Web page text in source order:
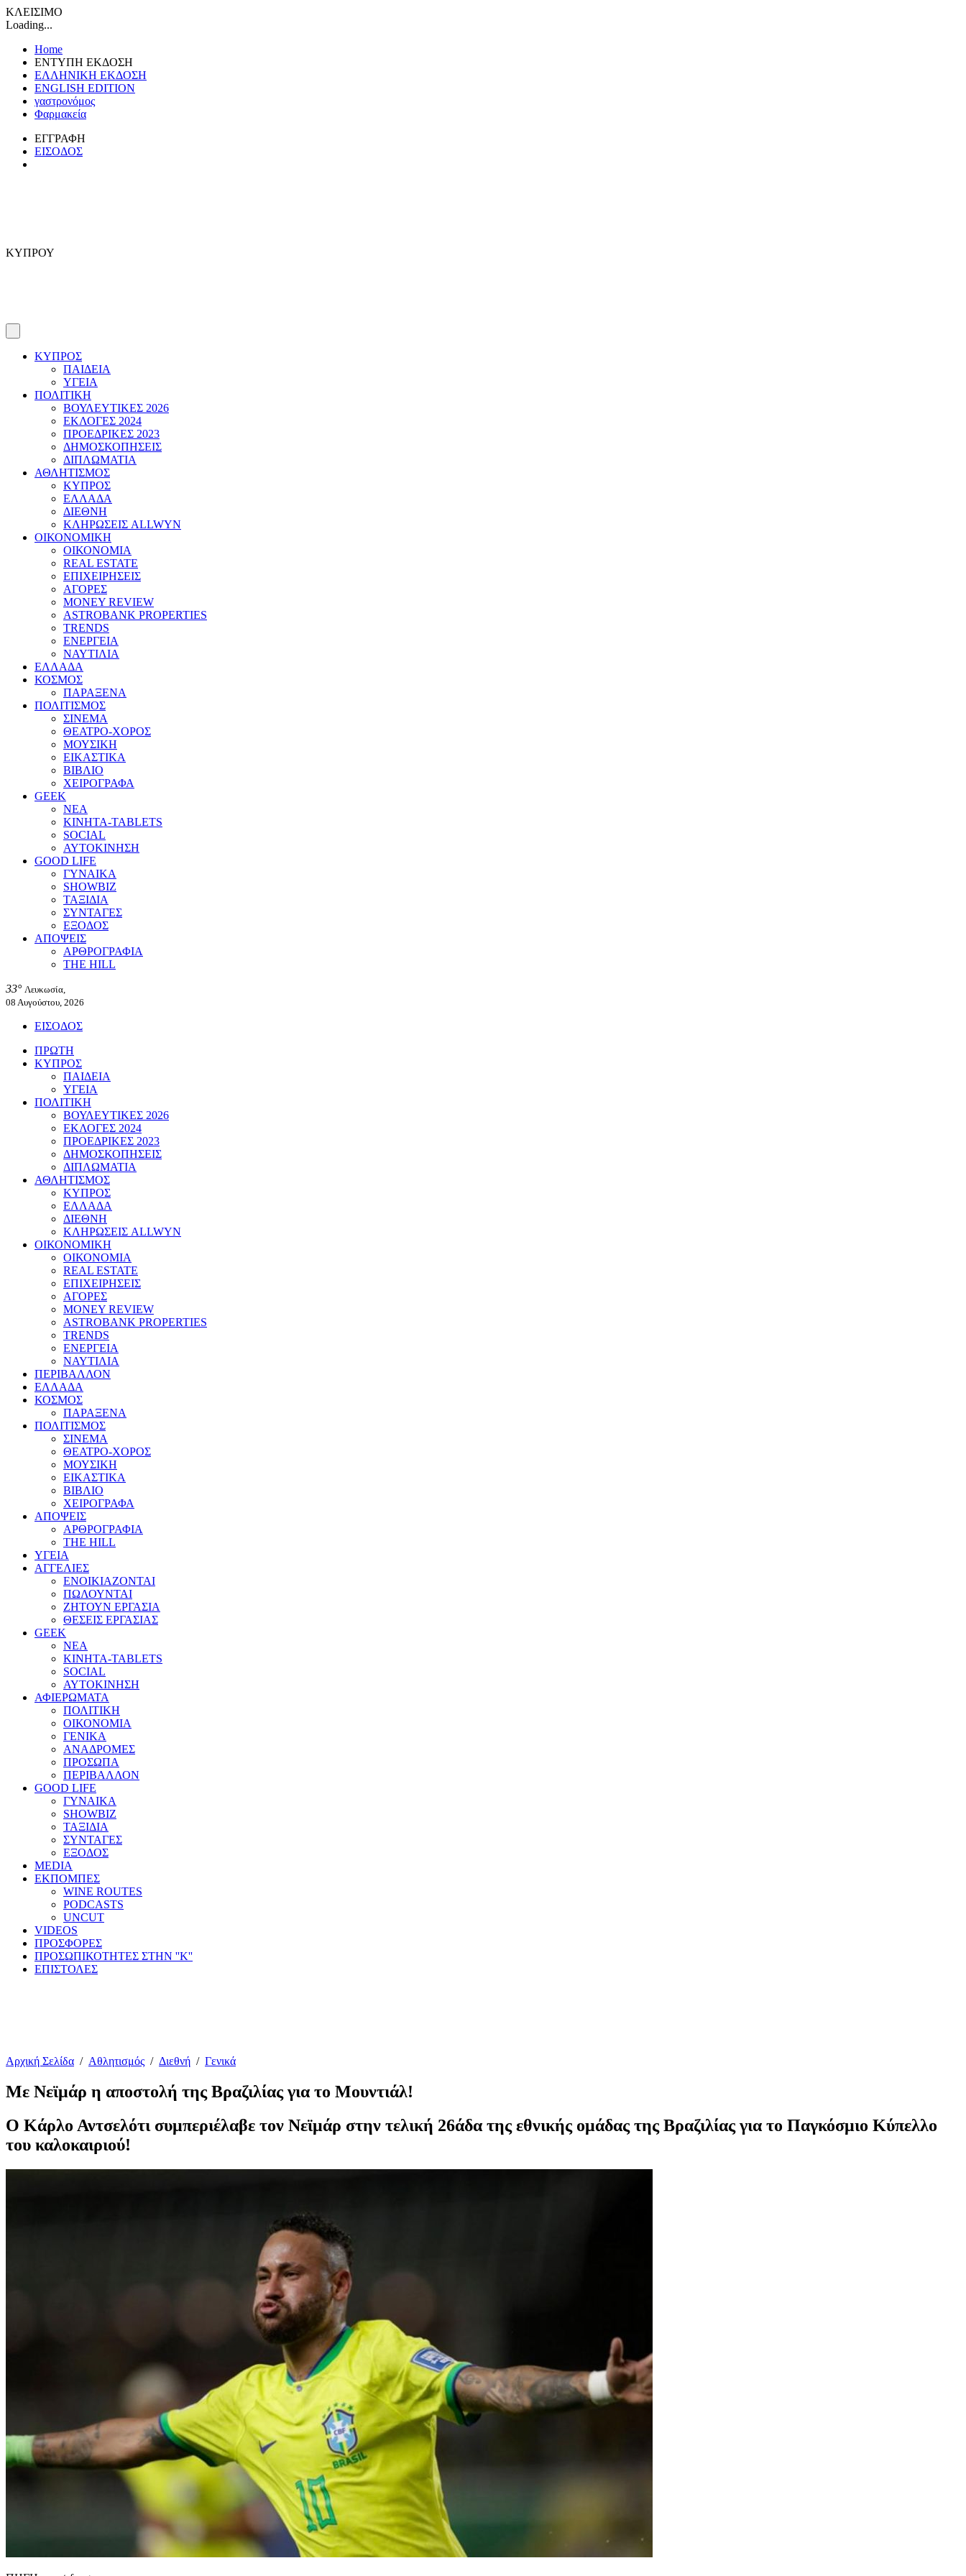
ΚΛΕΙΣΙΜΟ
Loading...
Home
ΕΝΤΥΠΗ ΕΚΔΟΣΗ
ΕΛΛΗΝΙΚΗ ΕΚΔΟΣΗ
ENGLISH EDITION
γαστρονόμος
Φαρμακεία
ΕΓΓΡΑΦΗ
ΕΙΣΟΔΟΣ
ΚΥΠΡΟΥ
ΚΥΠΡΟΣ
ΠΑΙΔΕΙΑ
ΥΓΕΙΑ
ΠΟΛΙΤΙΚΗ
ΒΟΥΛΕΥΤΙΚΕΣ 2026
ΕΚΛΟΓΕΣ 2024
ΠΡΟΕΔΡΙΚΕΣ 2023
ΔΗΜΟΣΚΟΠΗΣΕΙΣ
ΔΙΠΛΩΜΑΤΙΑ
ΑΘΛΗΤΙΣΜΟΣ
ΚΥΠΡΟΣ
ΕΛΛΑΔΑ
ΔΙΕΘΝΗ
ΚΛΗΡΩΣΕΙΣ ALLWYN
ΟΙΚΟΝΟΜΙΚΗ
ΟΙΚΟΝΟΜΙΑ
REAL ESTATE
ΕΠΙΧΕΙΡΗΣΕΙΣ
ΑΓΟΡΕΣ
MONEY REVIEW
ASTROBANK PROPERTIES
TRENDS
ΕΝΕΡΓΕΙΑ
ΝΑΥΤΙΛΙΑ
ΕΛΛΑΔΑ
ΚΟΣΜΟΣ
ΠΑΡΑΞΕΝΑ
ΠΟΛΙΤΙΣΜΟΣ
ΣΙΝΕΜΑ
ΘΕΑΤΡΟ-ΧΟΡΟΣ
ΜΟΥΣΙΚΗ
ΕΙΚΑΣΤΙΚΑ
ΒΙΒΛΙΟ
ΧΕΙΡΟΓΡΑΦΑ
GEEK
ΝΕΑ
ΚΙΝΗΤΑ-TABLETS
SOCIAL
ΑΥΤΟΚΙΝΗΣΗ
GOOD LIFE
ΓΥΝΑΙΚΑ
SHOWBIZ
ΤΑΞΙΔΙΑ
ΣΥΝΤΑΓΕΣ
ΕΞΟΔΟΣ
ΑΠΟΨΕΙΣ
ΑΡΘΡΟΓΡΑΦΙΑ
THE HILL
33° Λευκωσία,
08 Αυγούστου, 2026
ΕΙΣΟΔΟΣ
ΠΡΩΤΗ
ΚΥΠΡΟΣ
ΠΑΙΔΕΙΑ
ΥΓΕΙΑ
ΠΟΛΙΤΙΚΗ
ΒΟΥΛΕΥΤΙΚΕΣ 2026
ΕΚΛΟΓΕΣ 2024
ΠΡΟΕΔΡΙΚΕΣ 2023
ΔΗΜΟΣΚΟΠΗΣΕΙΣ
ΔΙΠΛΩΜΑΤΙΑ
ΑΘΛΗΤΙΣΜΟΣ
ΚΥΠΡΟΣ
ΕΛΛΑΔΑ
ΔΙΕΘΝΗ
ΚΛΗΡΩΣΕΙΣ ALLWYN
ΟΙΚΟΝΟΜΙΚΗ
ΟΙΚΟΝΟΜΙΑ
REAL ESTATE
ΕΠΙΧΕΙΡΗΣΕΙΣ
ΑΓΟΡΕΣ
MONEY REVIEW
ASTROBANK PROPERTIES
TRENDS
ΕΝΕΡΓΕΙΑ
ΝΑΥΤΙΛΙΑ
ΠΕΡΙΒΑΛΛΟΝ
ΕΛΛΑΔΑ
ΚΟΣΜΟΣ
ΠΑΡΑΞΕΝΑ
ΠΟΛΙΤΙΣΜΟΣ
ΣΙΝΕΜΑ
ΘΕΑΤΡΟ-ΧΟΡΟΣ
ΜΟΥΣΙΚΗ
ΕΙΚΑΣΤΙΚΑ
ΒΙΒΛΙΟ
ΧΕΙΡΟΓΡΑΦΑ
ΑΠΟΨΕΙΣ
ΑΡΘΡΟΓΡΑΦΙΑ
THE HILL
ΥΓΕΙΑ
ΑΓΓΕΛΙΕΣ
ΕΝΟΙΚΙΑΖΟΝΤΑΙ
ΠΩΛΟΥΝΤΑΙ
ΖΗΤΟΥΝ ΕΡΓΑΣΙΑ
ΘΕΣΕΙΣ ΕΡΓΑΣΙΑΣ
GEEK
ΝΕΑ
ΚΙΝΗΤΑ-TABLETS
SOCIAL
ΑΥΤΟΚΙΝΗΣΗ
ΑΦΙΕΡΩΜΑΤΑ
ΠΟΛΙΤΙΚΗ
ΟΙΚΟΝΟΜΙΑ
ΓΕΝΙΚΑ
ΑΝΑΔΡΟΜΕΣ
ΠΡΟΣΩΠΑ
ΠΕΡΙΒΑΛΛΟΝ
GOOD LIFE
ΓΥΝΑΙΚΑ
SHOWBIZ
ΤΑΞΙΔΙΑ
ΣΥΝΤΑΓΕΣ
ΕΞΟΔΟΣ
MEDIA
ΕΚΠΟΜΠΕΣ
WINE ROUTES
PODCASTS
UNCUT
VIDEOS
ΠΡΟΣΦΟΡΕΣ
ΠΡΟΣΩΠΙΚΟΤΗΤΕΣ ΣΤΗΝ ''Κ''
ΕΠΙΣΤΟΛΕΣ
Αρχική Σελίδα / Αθλητισμός / Διεθνή / Γενικά
Με Νεϊμάρ η αποστολή της Βραζιλίας για το Μουντιάλ!
Ο Κάρλο Αντσελότι συμπεριέλαβε τον Νεϊμάρ στην τελική 26άδα της εθνικής ομάδας της Βραζιλίας για το Παγκόσμιο Κύπελλο
του καλοκαιριού!